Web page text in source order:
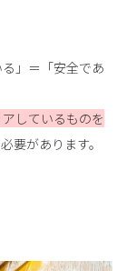
」＝「安全であ
しているものを
要があります。